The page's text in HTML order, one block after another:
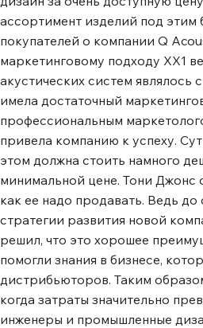
ассортимент изделий под
покупателей о компании Q
маркетинговому подходу XX1
акустических систем
имела достаточный
профессиональным
привела компанию к успеху.
этом должна стоить намного
минимальной цене. Тони Джонс
как ее надо продавать. Ведь
стратегии развития новой
решил, что это хорошее
помогли знания в бизнесе,
дистрибьюторов. Таким
когда затраты значительно
инженеры и промышленные